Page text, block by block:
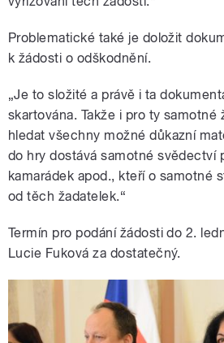
Problematické také je doložit
k žádosti o odškodnění.
„Je to složité a právě i ta
skartována. Takže i pro ty samotné
hledat všechny možné důkazní
do hry dostává samotné svědectví
kamarádek apod., kteří o samotné
od těch žadatelek.“
Termín pro podání žádosti do 2.
Lucie Fuková za dostatečný.